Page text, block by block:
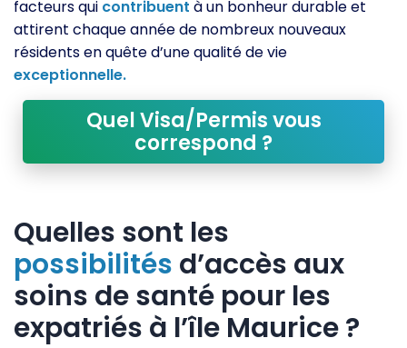
facteurs qui contribuent à un bonheur durable et
attirent chaque année de nombreux nouveaux
résidents en quête d’une qualité de vie
exceptionnelle.
Quel Visa/Permis vous
correspond ?
Quelles sont les
possibilités d’accès aux
soins de santé pour les
expatriés à l’île Maurice ?